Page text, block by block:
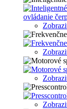
ovládanie